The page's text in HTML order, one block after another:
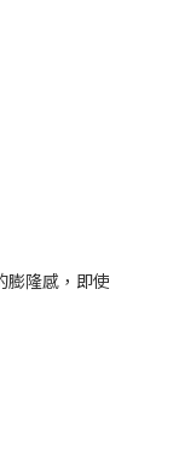
膨隆感，即使